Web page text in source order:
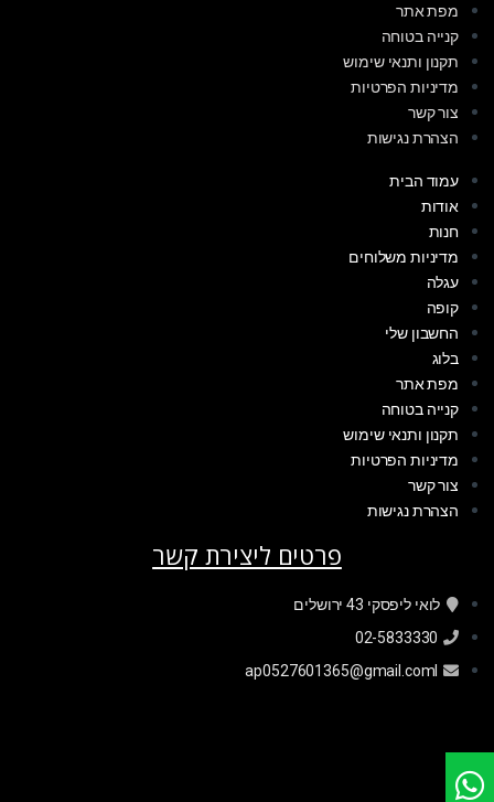
מפת אתר
קנייה בטוחה
תקנון ותנאי שימוש
מדיניות הפרטיות
צור קשר
הצהרת נגישות
עמוד הבית
אודות
חנות
מדיניות משלוחים
עגלה
קופה
החשבון שלי
בלוג
מפת אתר
קנייה בטוחה
תקנון ותנאי שימוש
מדיניות הפרטיות
צור קשר
הצהרת נגישות
פרטים ליצירת קשר
לואי ליפסקי 43 ירושלים
02-5833330
ap0527601365@gmail.coml